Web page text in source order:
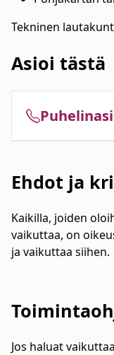
Tekninen
Asioi tästä
Ehdot ja
Kaikilla, joiden
vaikuttaa, on
ja vaikuttaa siihen.
Jos haluat